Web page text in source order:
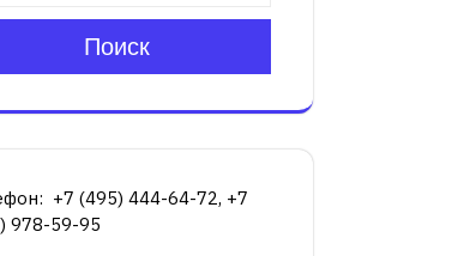
Поиск
+7 (495) 444-64-72, +7
978-59-95